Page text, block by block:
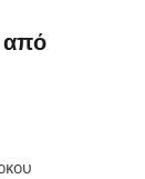
από